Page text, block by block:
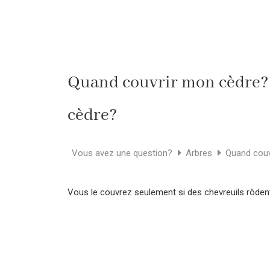
Quand couvrir mon
cèdre?
Vous avez une question? Arbres Quand
Vous le couvrez seulement si des chevreuils